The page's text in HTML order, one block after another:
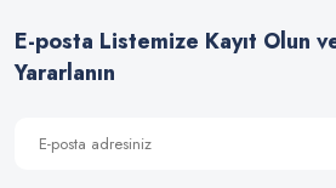
E-posta Listemize Kayıt Olun
Yararlanın